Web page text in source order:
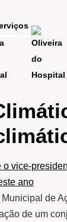
de
de um